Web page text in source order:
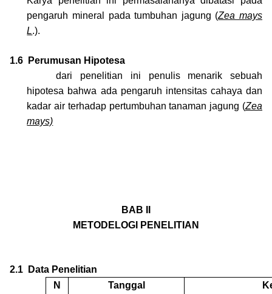
pengaruh mineral pada tumbuhan jagung (Zea mays
L.).
1.6
Perumusan Hipotesa
dari penelitian ini penulis menarik sebuah
hipotesa bahwa ada pengaruh intensitas cahaya dan
kadar air terhadap pertumbuhan tanaman jagung (Zea
mays)
BAB II
METODELOGI PENELITIAN
2.1
Data Penelitian
N
Tanggal